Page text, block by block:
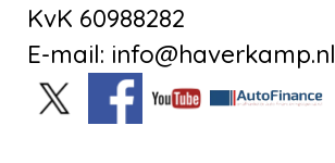
KvK 60988282
E-mail: info@haverkamp.nl